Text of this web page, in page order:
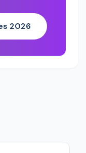
2026